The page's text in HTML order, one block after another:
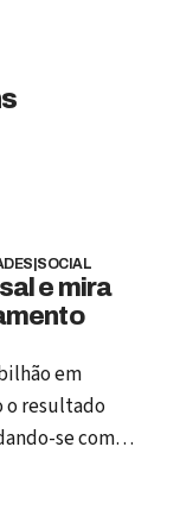
SOCIAL
e mira
em
o resultado
se como a
artificial.